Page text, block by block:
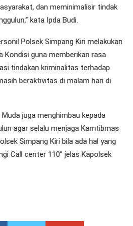
dan meminimalisir tindak
kata Ipda Budi.
Polsek Simpang Kiri melakukan
Kondisi guna memberikan rasa
tindakan kriminalitas terhadap
beraktivitas di malam hari di
juga menghimbau kepada
agar selalu menjaga Kamtibmas
Simpang Kiri bila ada hal yang
Call center 110” jelas Kapolsek